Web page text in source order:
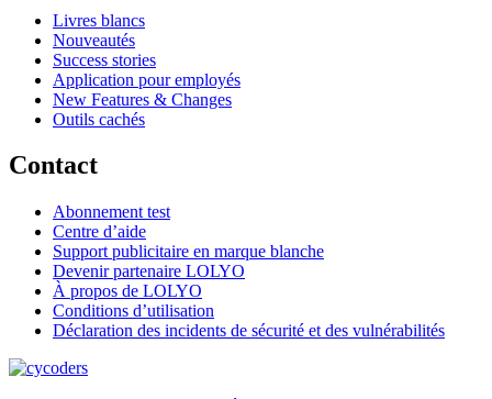
Livres blancs
Nouveautés
Success stories
Application pour employés
New Features & Changes
Outils cachés
Contact
Abonnement test
Centre d’aide
Support publicitaire en marque blanche
Devenir partenaire LOLYO
À propos de LOLYO
Conditions d’utilisation
Déclaration des incidents de sécurité et des vulnérabilités